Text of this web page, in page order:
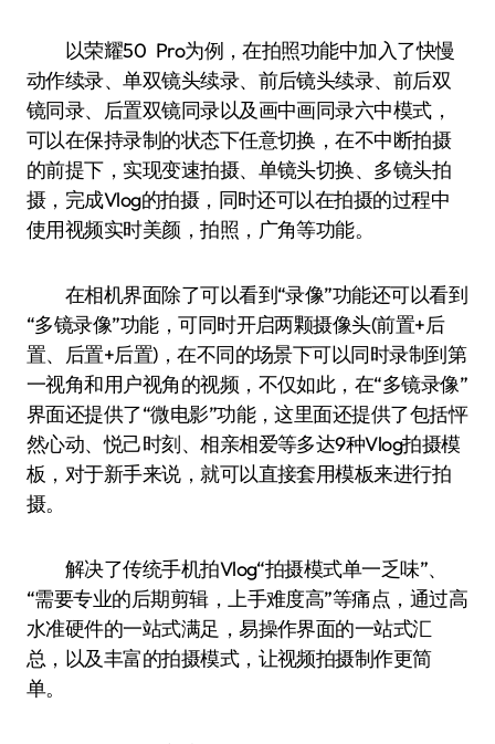
以荣耀50 Pro为例，在拍照功能中加入了快慢
动作续录、单双镜头续录、前后镜头续录、前后双
镜同录、后置双镜同录以及画中画同录六中模式，
可以在保持录制的状态下任意切换，在不中断拍摄
的前提下，实现变速拍摄、单镜头切换、多镜头拍
摄，完成Vlog的拍摄，同时还可以在拍摄的过程中
使用视频实时美颜，拍照，广角等功能。
在相机界面除了可以看到“录像”功能还可以看到
“多镜录像”功能，可同时开启两颗摄像头(前置+后
置、后置+后置)，在不同的场景下可以同时录制到第
一视角和用户视角的视频，不仅如此，在“多镜录像”
界面还提供了“微电影”功能，这里面还提供了包括怦
然心动、悦己时刻、相亲相爱等多达9种Vlog拍摄模
板，对于新手来说，就可以直接套用模板来进行拍
摄。
解决了传统手机拍Vlog“拍摄模式单一乏味”、
“需要专业的后期剪辑，上手难度高”等痛点，通过高
水准硬件的一站式满足，易操作界面的一站式汇
总，以及丰富的拍摄模式，让视频拍摄制作更简
单。